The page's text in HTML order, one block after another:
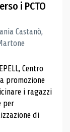
i PCTO
Castanò,
Centro
promozione
i ragazzi
per
di